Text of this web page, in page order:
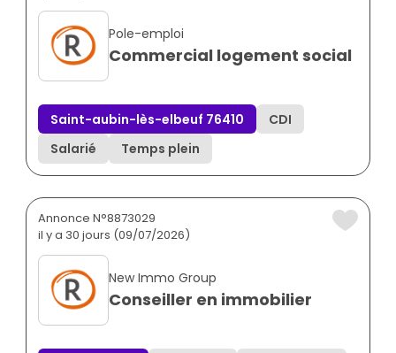
Pole-emploi
Commercial logement social
Saint-aubin-lès-elbeuf 76410
CDI
Salarié
Temps plein
Annonce N°8873029
il y a 30 jours (09/07/2026)
New Immo Group
Conseiller en immobilier